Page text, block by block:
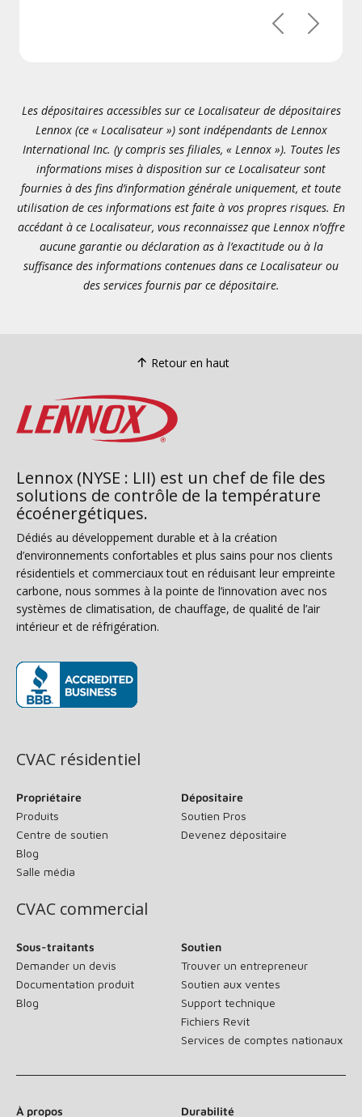
PrécédentSuivant
Les dépositaires accessibles sur ce Localisateur de dépositaires
Lennox (ce « Localisateur ») sont indépendants de Lennox
International Inc. (y compris ses filiales, « Lennox »). Toutes les
informations mises à disposition sur ce Localisateur sont
fournies à des fins d’information générale uniquement, et toute
utilisation de ces informations est faite à vos propres risques. En
accédant à ce Localisateur, vous reconnaissez que Lennox n’offre
aucune garantie ou déclaration as à l’exactitude ou à la
suffisance des informations contenues dans ce Localisateur ou
des services fournis par ce dépositaire.
Retour en haut
Lennox (NYSE : LII) est un chef de file des
solutions de contrôle de la température
écoénergétiques.
Dédiés au développement durable et à la création
d’environnements confortables et plus sains pour nos clients
résidentiels et commerciaux tout en réduisant leur empreinte
carbone, nous sommes à la pointe de l’innovation avec nos
systèmes de climatisation, de chauffage, de qualité de l’air
intérieur et de réfrigération.
CVAC résidentiel
Propriétaire
Produits
Centre de soutien
Blog
Salle média
Dépositaire
Soutien Pros
Devenez dépositaire
CVAC commercial
Sous-traitants
Demander un devis
Documentation produit
Blog
Soutien
Trouver un entrepreneur
Soutien aux ventes
Support technique
Fichiers Revit
Services de comptes nationaux
À propos Durabilité